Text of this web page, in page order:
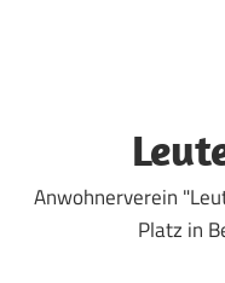
Anwohnerverein
Platz in